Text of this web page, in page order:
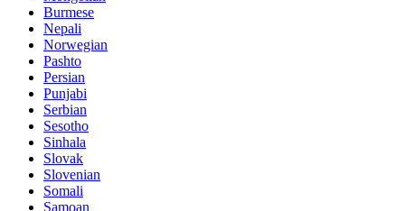
Burmese
Nepali
Norwegian
Pashto
Persian
Punjabi
Serbian
Sesotho
Sinhala
Slovak
Slovenian
Somali
Samoan